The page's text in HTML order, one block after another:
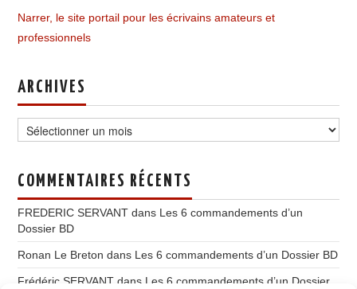
Narrer, le site portail pour les écrivains amateurs et
professionnels
ARCHIVES
COMMENTAIRES RÉCENTS
FREDERIC SERVANT dans Les 6 commandements d’un
Dossier BD
Ronan Le Breton dans Les 6 commandements d’un Dossier BD
Frédéric SERVANT dans Les 6 commandements d’un Dossier